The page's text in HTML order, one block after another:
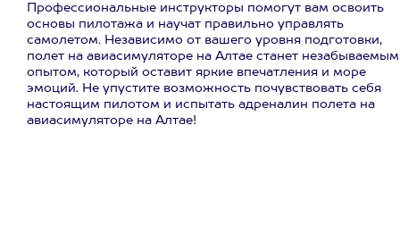
Профессиональные инструкторы помогут вам освоить
основы пилотажа и научат правильно управлять
самолетом. Независимо от вашего уровня подготовки,
полет на авиасимуляторе на Алтае станет незабываемым
опытом, который оставит яркие впечатления и море
эмоций. Не упустите возможность почувствовать себя
настоящим пилотом и испытать адреналин полета на
авиасимуляторе на Алтае!